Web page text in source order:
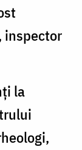
inspector
la